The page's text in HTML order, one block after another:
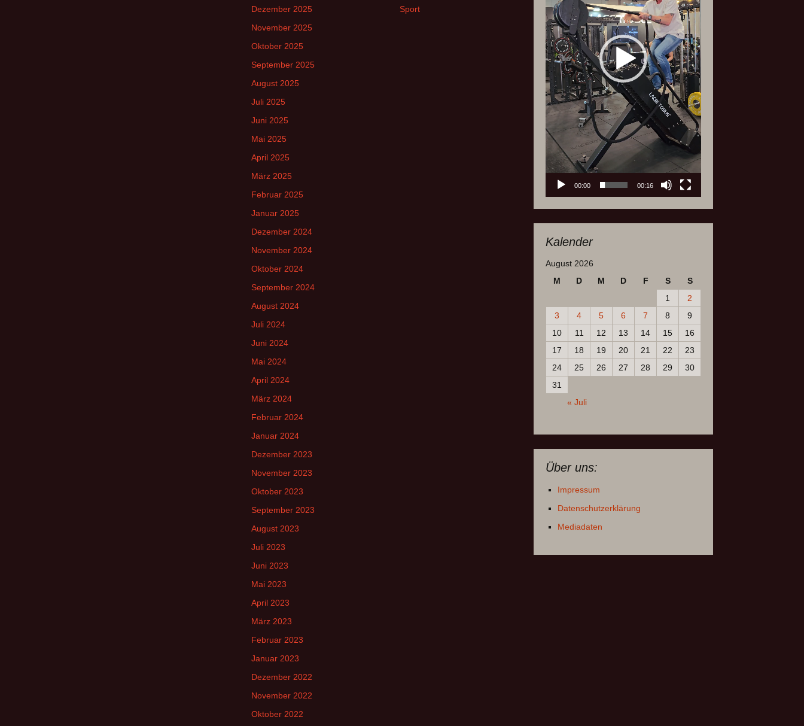
00:00 00:16
Kalender
August 2026
M
D M D F S
S
1
2
3
4 5 6 7 8
9
10
11 12 13 14 15
16
17
18 19 20 21 22
23
24
25 26 27 28 29
30
31
« Juli
Über uns:
Impressum
Datenschutzerklärung
Mediadaten
Dezember 2025
November 2025
Oktober 2025
September 2025
August 2025
Juli 2025
Juni 2025
Mai 2025
April 2025
März 2025
Februar 2025
Januar 2025
Dezember 2024
November 2024
Oktober 2024
September 2024
August 2024
Juli 2024
Juni 2024
Mai 2024
April 2024
März 2024
Februar 2024
Januar 2024
Dezember 2023
November 2023
Oktober 2023
September 2023
August 2023
Juli 2023
Juni 2023
Mai 2023
April 2023
März 2023
Februar 2023
Januar 2023
Dezember 2022
November 2022
Oktober 2022
Sport